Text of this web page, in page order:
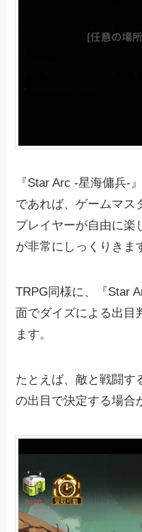
『Star Arc -星海傭兵-
であれば、ゲームマス
プレイヤーが自由に楽
が非常にしっくりきま
TRPG同様に、『Star
面でダイズによる出目
ます。
たとえば、敵と戦闘す
の出目で決定する場合